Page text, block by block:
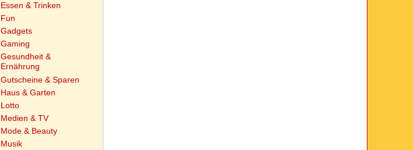
Essen & Trinken
Fun
Gadgets
Gaming
Gesundheit &
Ernährung
Gutscheine & Sparen
Haus & Garten
Lotto
Medien & TV
Mode & Beauty
Musik